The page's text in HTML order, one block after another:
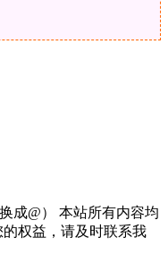
成@） 本站所有内容均
权益，请及时联系我